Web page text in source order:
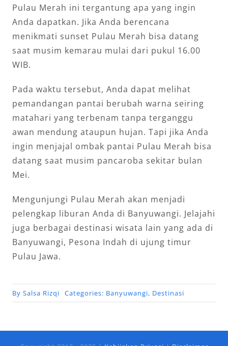
Pulau Merah ini tergantung apa yang ingin
Anda dapatkan. Jika Anda berencana
menikmati sunset Pulau Merah bisa datang
saat musim kemarau mulai dari pukul 16.00
WIB.
Pada waktu tersebut, Anda dapat melihat
pemandangan pantai berubah warna seiring
matahari yang terbenam tanpa terganggu
awan mendung ataupun hujan. Tapi jika Anda
ingin menjajal ombak pantai Pulau Merah bisa
datang saat musim pancaroba sekitar bulan
Mei.
Mengunjungi Pulau Merah akan menjadi
pelengkap liburan Anda di Banyuwangi. Jelajahi
juga berbagai destinasi wisata lain yang ada di
Banyuwangi, Pesona Indah di ujung timur
Pulau Jawa.
By Salsa Rizqi Categories: Banyuwangi, Destinasi